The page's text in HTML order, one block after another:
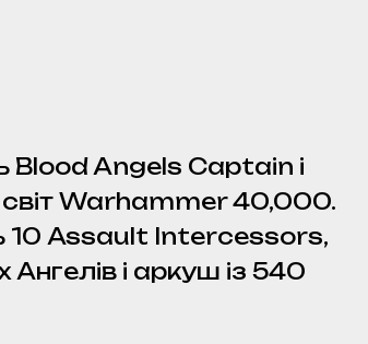
Angels Captain і
Warhammer 40,000.
10 Assault Intercessors,
і аркуш із 540